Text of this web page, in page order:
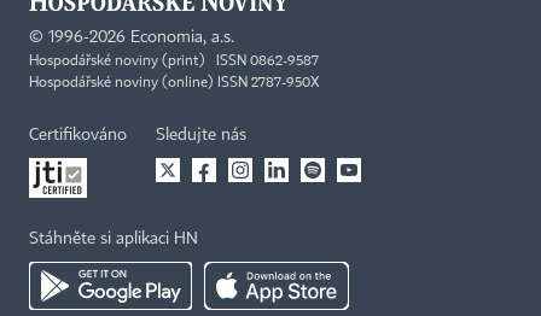
© 1996-2026 Economia, a.s.
Hospodářské noviny (print) ISSN 0862-9587
Hospodářské noviny (online) ISSN 2787-950X
Certifikováno Sledujte nás
Stáhněte si aplikaci HN